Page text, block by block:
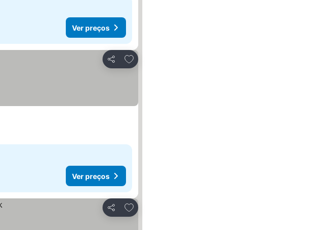
Ver preços
Partilhar
Adicionar aos favoritos
Ver preços
Partilhar
Adicionar aos favoritos